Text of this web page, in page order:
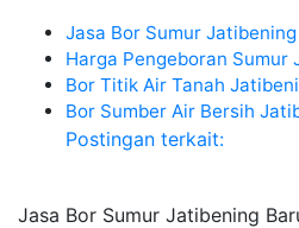
Jasa Bor Sumur
Harga Pengeboran Sumur
Bor Titik Air Tanah
Bor Sumber Air Bersih
Postingan terkait:
Jasa Bor Sumur Jatibening